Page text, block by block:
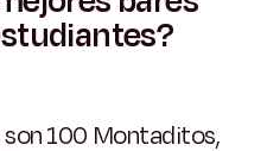
100 Montaditos,